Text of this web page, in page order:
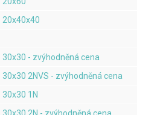
20x40x40
30x30 - zvýhodněná cena
30x30 2NVS - zvýhodněná cena
30x30 1N